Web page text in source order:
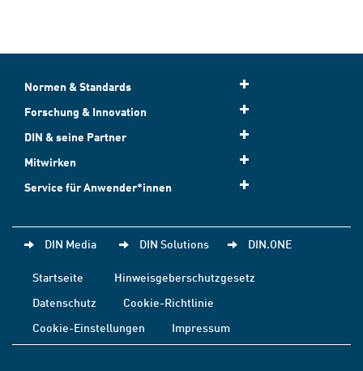
Normen & Standards
Forschung & Innovation
DIN & seine Partner
Mitwirken
Service für Anwender*innen
DIN Media DIN Solutions DIN.ONE
Startseite
Hinweisgeberschutzgesetz
Datenschutz
Cookie-Richtlinie
Cookie-Einstellungen
Impressum